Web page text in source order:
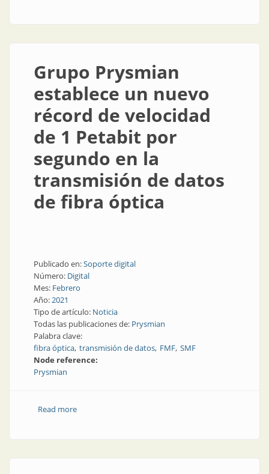
Grupo Prysmian
establece un nuevo
récord de velocidad
de 1 Petabit por
segundo en la
transmisión de datos
de fibra óptica
Publicado en:Soporte digital
Número: Digital
Mes: Febrero
Año:2021
Tipo de artículo: Noticia
Todas las publicaciones de: Prysmian
Palabra clave:
fibra óptica transmisión de datos FMF SMF
Node reference:
Prysmian
Read moreabout Grupo Prysmian establece un nuevo récord de